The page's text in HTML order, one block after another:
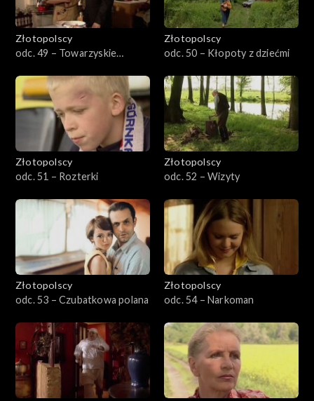
Złotopolscy
odc. 49 – Towarzyskie
Złotopolscy
odc. 50 – Kłopoty z dziećmi
Złotopolscy
odc. 51 – Rozterki
Złotopolscy
odc. 52 – Wizyty
Złotopolscy
odc. 53 – Czubatkowa polana
Złotopolscy
odc. 54 – Narkoman